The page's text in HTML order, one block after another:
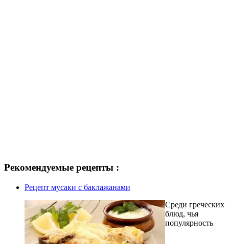
Рекомендуемые рецепты :
Рецепт мусаки с баклажанами
Среди греческих
блюд, чья
популярность